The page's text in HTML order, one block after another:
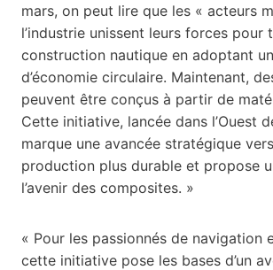
mars, on peut lire que les « acteurs
l’industrie unissent leurs forces pour
construction nautique en adoptant
d’économie circulaire. Maintenant,
peuvent être conçus à partir de
Cette initiative, lancée dans l’Ouest
marque une avancée stratégique
production plus durable et propose
l’avenir des composites. »
« Pour les passionnés de navigation
cette initiative pose les bases d’un